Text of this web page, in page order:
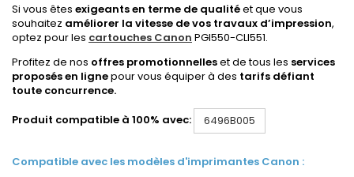
Si vous êtes exigeants en terme de qualitéet que vous
souhaitez améliorer la vitesse de vos travaux d’impression,
optez pour les cartouches Canon PGI550-CLI551.
Profitez de nos offres promotionnelleset de tous les services
proposés en lignepour vous équiper à des tarifs défiant
toute concurrence.
Produit compatible à 100% avec:
6496B005
Compatible avec les modèles d'imprimantes Canon :